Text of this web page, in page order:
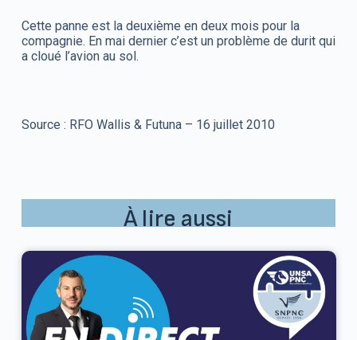
Cette panne est la deuxième en deux mois pour la
compagnie. En mai dernier c’est un problème de durit qui
a cloué l’avion au sol.
Source : RFO Wallis & Futuna – 16 juillet 2010
À lire aussi